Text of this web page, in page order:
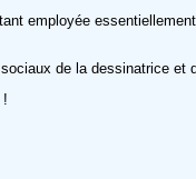
employée
de la dessinatrice et
!